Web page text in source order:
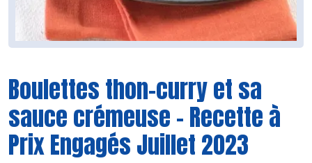
Boulettes thon-curry et sa
sauce crémeuse - Recette à
Prix Engagés Juillet 2023